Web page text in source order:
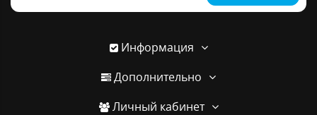
Информация
Дополнительно
Личный кабинет